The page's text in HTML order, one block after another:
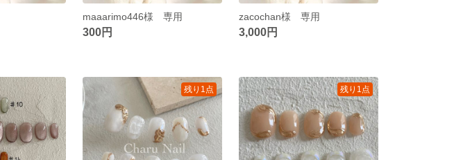
maaarimo446様 専用
300円
zacochan様 専用
3,000円
残り1点 残り1点